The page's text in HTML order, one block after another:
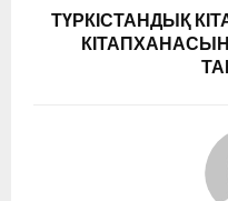
ТҮРКІСТАНДЫҚ